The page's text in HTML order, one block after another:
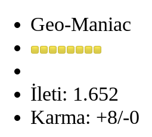
Geo-Maniac
İleti: 1.652
Karma: +8/-0